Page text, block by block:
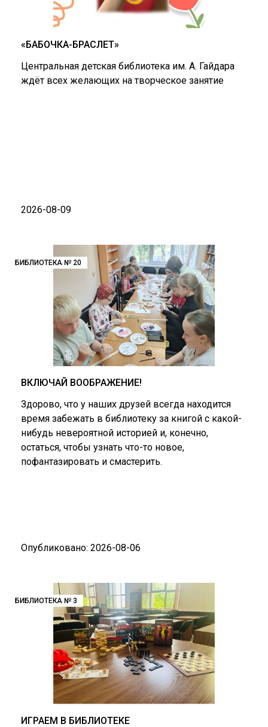
«БАБОЧКА-БРАСЛЕТ»
Центральная детская библиотека им. А. Гайдара
ждёт всех желающих на творческое занятие
2026-08-09
БИБЛИОТЕКА № 20
ВКЛЮЧАЙ ВООБРАЖЕНИЕ!
Здорово, что у наших друзей всегда находится
время забежать в библиотеку за книгой с какой-
нибудь невероятной историей и, конечно,
остаться, чтобы узнать что-то новое,
пофантазировать и смастерить.
Опубликовано: 2026-08-06
БИБЛИОТЕКА № 3
ИГРАЕМ В БИБЛИОТЕКЕ